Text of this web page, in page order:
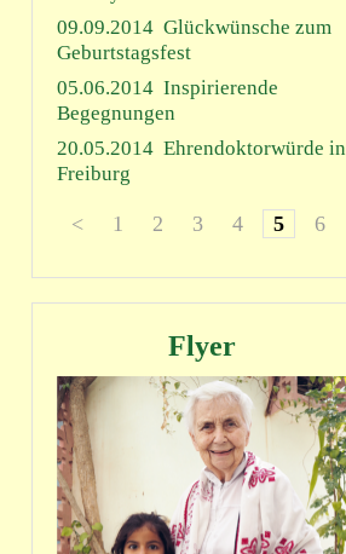
09.09.2014 Glückwünsche zum
Geburtstagsfest
05.06.2014 Inspirierende
Begegnungen
20.05.2014 Ehrendoktorwürde in
Freiburg
< 1 2 3 4 5 6
Flyer